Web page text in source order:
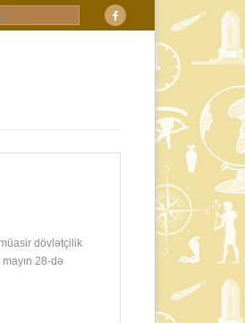
dövlətçilik
28-də